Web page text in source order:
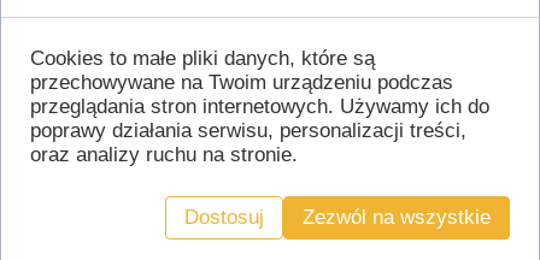
Cookies to małe pliki danych, które są
przechowywane na Twoim urządzeniu podczas
przeglądania stron internetowych. Używamy ich do
poprawy działania serwisu, personalizacji treści,
oraz analizy ruchu na stronie.
Dostosuj Zezwól na wszystkie